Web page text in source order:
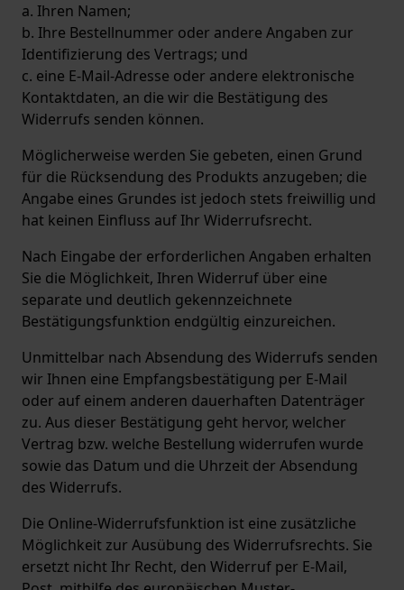
a. Ihren Namen;
b. Ihre Bestellnummer oder andere Angaben zur
Identifizierung des Vertrags; und
c. eine E-Mail-Adresse oder andere elektronische
Kontaktdaten, an die wir die Bestätigung des
Widerrufs senden können.
Möglicherweise werden Sie gebeten, einen Grund
für die Rücksendung des Produkts anzugeben; die
Angabe eines Grundes ist jedoch stets freiwillig und
hat keinen Einfluss auf Ihr Widerrufsrecht.
Nach Eingabe der erforderlichen Angaben erhalten
Sie die Möglichkeit, Ihren Widerruf über eine
separate und deutlich gekennzeichnete
Bestätigungsfunktion endgültig einzureichen.
Unmittelbar nach Absendung des Widerrufs senden
wir Ihnen eine Empfangsbestätigung per E-Mail
oder auf einem anderen dauerhaften Datenträger
zu. Aus dieser Bestätigung geht hervor, welcher
Vertrag bzw. welche Bestellung widerrufen wurde
sowie das Datum und die Uhrzeit der Absendung
des Widerrufs.
Die Online-Widerrufsfunktion ist eine zusätzliche
Möglichkeit zur Ausübung des Widerrufsrechts. Sie
ersetzt nicht Ihr Recht, den Widerruf per E-Mail,